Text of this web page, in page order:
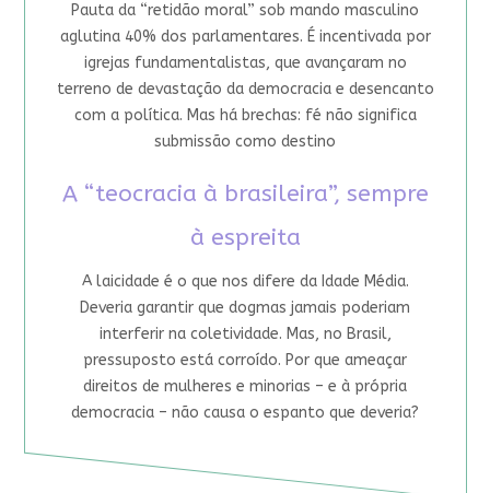
Pauta da “retidão moral” sob mando masculino
aglutina 40% dos parlamentares. É incentivada por
igrejas fundamentalistas, que avançaram no
terreno de devastação da democracia e desencanto
com a política. Mas há brechas: fé não significa
submissão como destino
A “teocracia à brasileira”, sempre
à espreita
A laicidade é o que nos difere da Idade Média.
Deveria garantir que dogmas jamais poderiam
interferir na coletividade. Mas, no Brasil,
pressuposto está corroído. Por que ameaçar
direitos de mulheres e minorias – e à própria
democracia – não causa o espanto que deveria?